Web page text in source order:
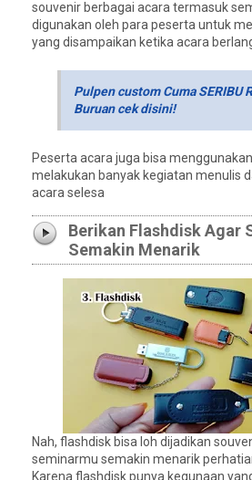
souvenir berbagai acara termasuk
digunakan oleh para peserta untuk
yang disampaikan ketika acara
Pulpen custom Cuma SERIBU
Buruan cek disini!
Peserta acara juga bisa
melakukan banyak kegiatan menulis
acara selesa
Berikan Flashdisk Agar
Semakin Menarik
Nah, flashdisk bisa loh dijadikan
seminarmu semakin menarik
Karena flashdisk punya kegunaan